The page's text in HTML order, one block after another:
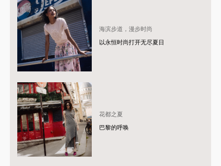
海滨步道，漫步时尚
以永恒时尚打开无尽夏日
花都之夏
巴黎的呼唤